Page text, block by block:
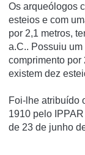
Os arqueólogos
esteios e com
por 2,1 metros,
a.C.. Possuiu
comprimento por
existem dez
Foi-lhe atribuí­do
1910 pelo
de 23 de junho